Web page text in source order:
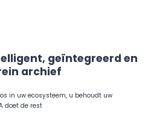
geïntegreerd en
archief
in uw ecosysteem, u behoudt uw
doet de rest